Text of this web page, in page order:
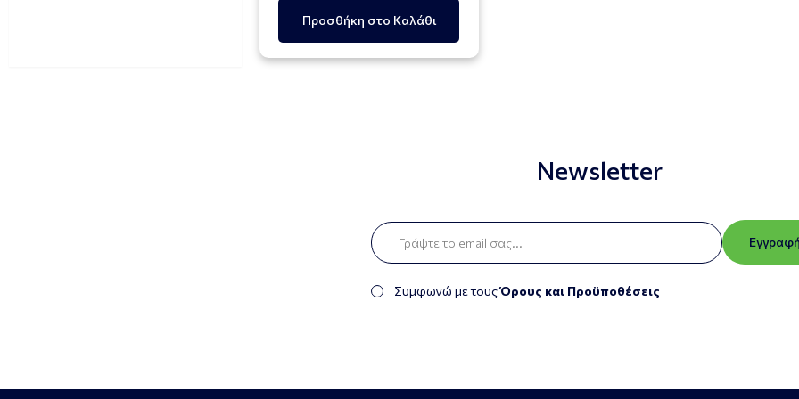
Προσθήκη στο Καλάθι
Newsletter
Συμφωνώ με τουςΌρους και Προϋποθέσεις